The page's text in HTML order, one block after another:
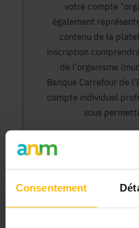
Consentement
votre compte
également
contenu de la
inscription
de l'organisme
Banque Carrefour de
compte individuel
vous